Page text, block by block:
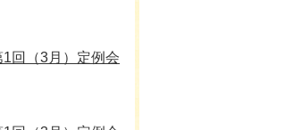
回（3月）定例会